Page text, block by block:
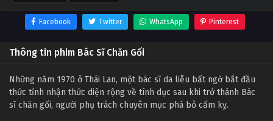
Facebook Twitter WhatsApp Pinterest
Thông tin phim Bác Sĩ Chăn Gối
Những năm 1970 ở Thái Lan, một bác sĩ da liễu bất ngờ bắt đầu
thức tỉnh nhận thức diện rộng về tình dục sau khi trở thành Bác
sĩ chăn gối, người phụ trách chuyên mục phá bỏ cấm kỵ.